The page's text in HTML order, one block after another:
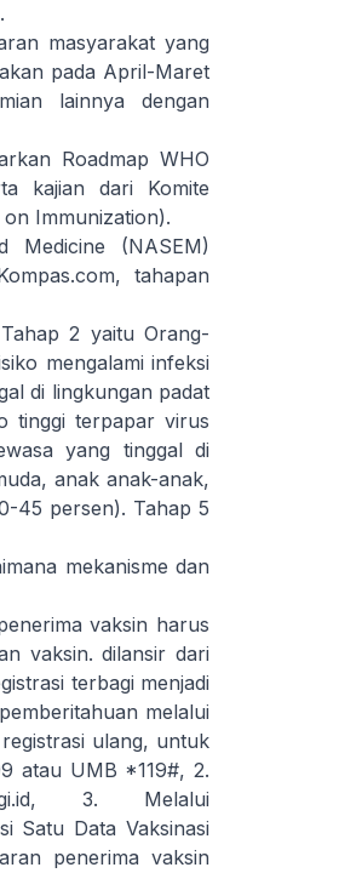
masyarakat yang
pada April-Maret
lainnya dengan
Roadmap WHO
kajian dari Komite
Immunization).
Medicine (NASEM)
tahapan
2 yaitu Orang-
mengalami infeksi
di lingkungan padat
tinggi terpapar virus
yang tinggal di
anak anak-anak,
45 persen). Tahap 5
mekanisme dan
vaksin harus
vaksin. dilansir dari
terbagi menjadi
melalui
ulang, untuk
atau UMB *119#, 2.
, 3. Melalui
Satu Data Vaksinasi
penerima vaksin